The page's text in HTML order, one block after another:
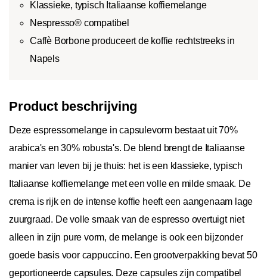
Klassieke, typisch Italiaanse koffiemelange
Nespresso® compatibel
Caffè Borbone produceert de koffie rechtstreeks in
Napels
Product beschrijving
Deze espressomelange in capsulevorm bestaat uit 70%
arabica's en 30% robusta's. De blend brengt de Italiaanse
manier van leven bij je thuis: het is een klassieke, typisch
Italiaanse koffiemelange met een volle en milde smaak. De
crema is rijk en de intense koffie heeft een aangenaam lage
zuurgraad. De volle smaak van de espresso overtuigt niet
alleen in zijn pure vorm, de melange is ook een bijzonder
goede basis voor cappuccino. Een grootverpakking bevat 50
geportioneerde capsules. Deze capsules zijn compatibel